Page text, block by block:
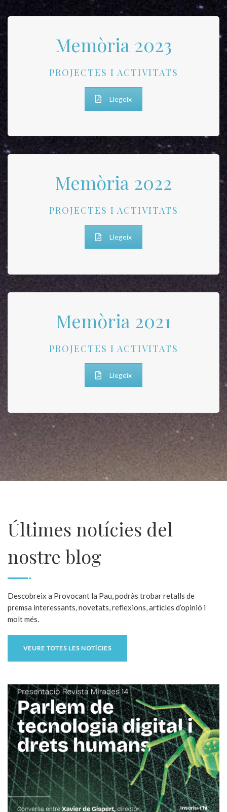
Memòria 2023
PROJECTES I ACTIVITATS
Llegeix
Memòria 2022
PROJECTES I ACTIVITATS
Llegeix
Memòria 2021
PROJECTES I ACTIVITATS
Llegeix
Últimes notícies del
nostre blog
Descobreix a Provocant la Pau, podràs trobar retalls de
premsa interessants, novetats, reflexions, articles d’opinió i
molt més.
VEURE TOTES LES NOTÍCIES